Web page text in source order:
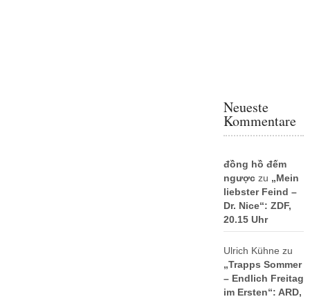
Neueste
Kommentare
đồng hồ đếm
ngượczu „Mein
liebster Feind –
Dr. Nice“: ZDF,
20.15 Uhr
Ulrich Kühne zu
„Trapps Sommer
– Endlich Freitag
im Ersten“: ARD,